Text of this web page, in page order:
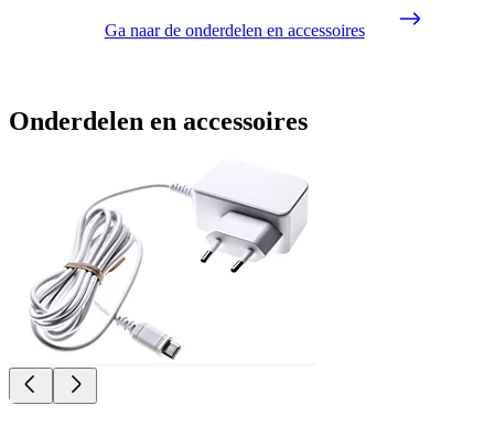
Ga naar de onderdelen en accessoires
Onderdelen en accessoires